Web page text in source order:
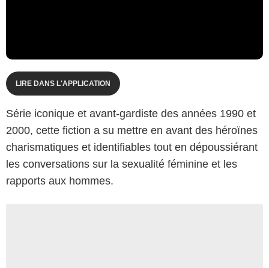
LIRE DANS L'APPLICATION
Série iconique et avant-gardiste des années 1990 et
2000, cette fiction a su mettre en avant des héroïnes
charismatiques et identifiables tout en dépoussiérant
les conversations sur la sexualité féminine et les
rapports aux hommes.